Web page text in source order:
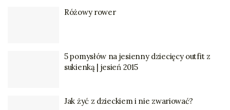
Różowy rower
5 pomysłów na jesienny dziecięcy outfit z
sukienką | jesień 2015
Jak żyć z dzieckiem i nie zwariować?